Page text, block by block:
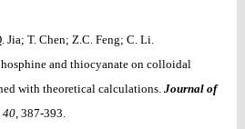
Jia; T. Chen; Z.C. Feng; C. Li.
and thiocyanate on colloidal
with theoretical calculations. Journal of
40, 387-393.